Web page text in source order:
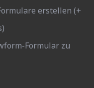
erstellen (+
Formular zu